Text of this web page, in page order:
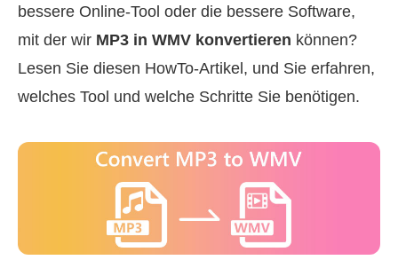
bessere Online‑Tool oder die bessere Software,
mit der wir MP3 in WMV konvertieren können?
Lesen Sie diesen HowTo‑Artikel, und Sie erfahren,
welches Tool und welche Schritte Sie benötigen.